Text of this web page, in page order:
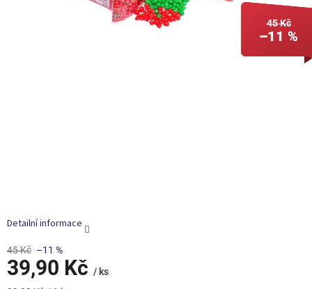
45 Kč
–11 %
45 Kč –11 %
39,90 Kč / ks
Detailní informace